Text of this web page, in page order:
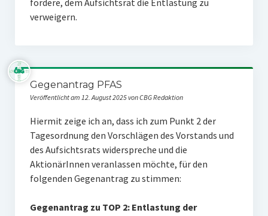
fordere, dem Aufsichtsrat die Entlastung zu
verweigern.
Gegenantrag PFAS
Veröffentlicht am 12. August 2025 von CBG Redaktion
Hiermit zeige ich an, dass ich zum Punkt 2 der
Tagesordnung den Vorschlägen des Vorstands und
des Aufsichtsrats widerspreche und die
AktionärInnen veranlassen möchte, für den
folgenden Gegenantrag zu stimmen:
Gegenantrag zu TOP 2: Entlastung der